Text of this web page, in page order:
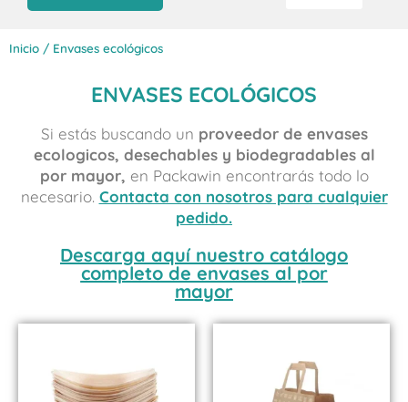
Inicio / Envases ecológicos
ENVASES ECOLÓGICOS
Si estás buscando un proveedor de envases
ecologicos, desechables y biodegradables al
por mayor, en Packawin encontrarás todo lo
necesario. Contacta con nosotros para cualquier
pedido.
Descarga aquí nuestro catálogo
completo de envases al por
mayor